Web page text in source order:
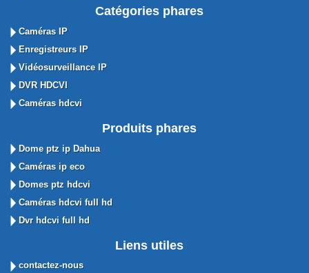
Catégories phares
Caméras IP
Enregistreurs IP
Vidéosurveillance IP
DVR HDCVI
Caméras hdcvi
Produits phares
Dome ptz ip Dahua
Caméras ip eco
Domes ptz hdcvi
Caméras hdcvi full hd
Dvr hdcvi full hd
Liens utiles
contactez-nous